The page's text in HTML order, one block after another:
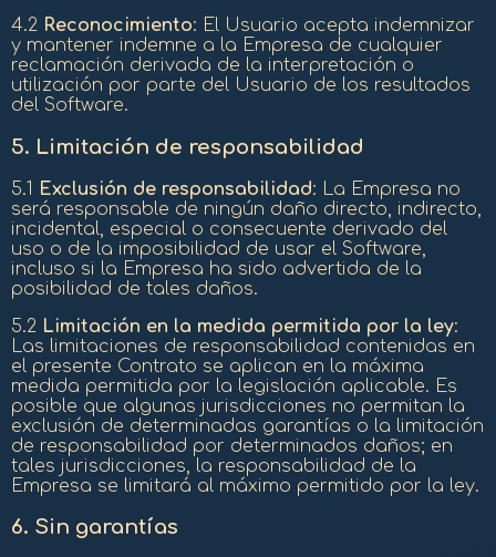
4.2 Reconocimiento: El Usuario acepta indemnizar
y mantener indemne a la Empresa de cualquier
reclamación derivada de la interpretación o
utilización por parte del Usuario de los resultados
del Software.
5. Limitación de responsabilidad
5.1 Exclusión de responsabilidad: La Empresa no
será responsable de ningún daño directo, indirecto,
incidental, especial o consecuente derivado del
uso o de la imposibilidad de usar el Software,
incluso si la Empresa ha sido advertida de la
posibilidad de tales daños.
5.2 Limitación en la medida permitida por la ley:
Las limitaciones de responsabilidad contenidas en
el presente Contrato se aplican en la máxima
medida permitida por la legislación aplicable. Es
posible que algunas jurisdicciones no permitan la
exclusión de determinadas garantías o la limitación
de responsabilidad por determinados daños; en
tales jurisdicciones, la responsabilidad de la
Empresa se limitará al máximo permitido por la ley.
6. Sin garantías